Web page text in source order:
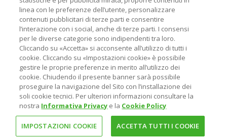
© 2026 ONLINE SIM - ONLINE SIM È UNA SOCIETÀ DEL
GRUPPO BANCARIOERSEL - P.IVA 12927410154
PRIVACY POLICY
COOKIE INFORMAZIONI LEGALI
linea con le preferenze dell’utente, personalizzare
contenuti pubblicitari di terze parti e consentire
l’interazione con i social, anche di terze parti. I consensi
per le diverse categorie sono indipendenti tra loro.
Cliccando su «Accetta» si acconsente all’utilizzo di tutti i
cookie. Cliccando su «Impostazioni cookie» è possibile
gestire le proprie preferenze in merito all’utilizzo dei
cookie. Chiudendo il presente banner sarà possibile
proseguire la navigazione del Sito con l’installazione dei
soli cookie tecnici. Per ulteriori informazioni consultare la
nostra Informativa Privacy e la Cookie Policy
IMPOSTAZIONI COOKIE ACCETTA TUTTI I COOKIE